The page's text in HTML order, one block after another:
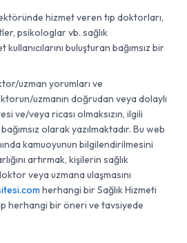
hizmet veren tıp doktorları,
psikologlar vb. sağlık
buluşturan bağımsız bir
uzman yorumları ve
uzmanın doğrudan veya dolaylı
ve/veya ricası olmaksızın, ilgili
olarak yazılmaktadır. Bu web
kamuoyunun bilgilendirilmesini
artırmak, kişilerin sağlık
veya uzmana ulaşmasını
herhangi bir Sağlık Hizmeti
herhangi bir öneri ve tavsiyede